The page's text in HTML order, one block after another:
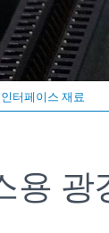
터페이스 재료
용 광